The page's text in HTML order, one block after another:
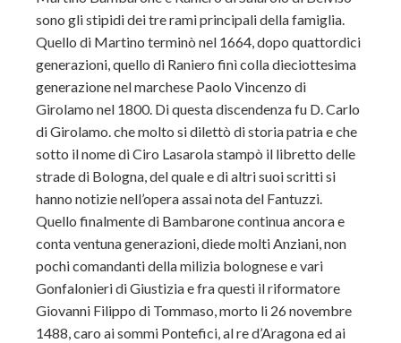
sono gli stipidi dei tre rami principali della famiglia.
Quello di Martino terminò nel 1664, dopo quattordici
generazioni, quello di Raniero finì colla dieciottesima
generazione nel marchese Paolo Vincenzo di
Girolamo nel 1800. Di questa discendenza fu D. Carlo
di Girolamo. che molto si dilettò di storia patria e che
sotto il nome di Ciro Lasarola stampò il libretto delle
strade di Bologna, del quale e di altri suoi scritti si
hanno notizie nell’opera assai nota del Fantuzzi.
Quello finalmente di Bambarone continua ancora e
conta ventuna generazioni, diede molti Anziani, non
pochi comandanti della milizia bolognese e vari
Gonfalonieri di Giustizia e fra questi il riformatore
Giovanni Filippo di Tommaso, morto li 26 novembre
1488, caro ai sommi Pontefici, al re d’Aragona ed ai